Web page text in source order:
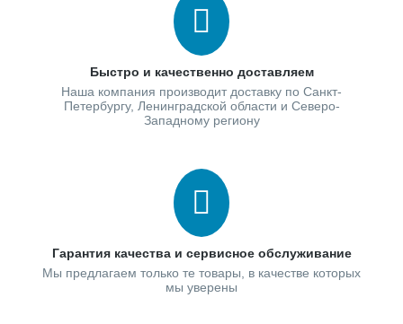
Быстро и качественно доставляем
Наша компания производит доставку по Санкт-
Петербургу, Ленинградской области и Северо-
Западному региону
Гарантия качества и сервисное обслуживание
Мы предлагаем только те товары, в качестве которых
мы уверены